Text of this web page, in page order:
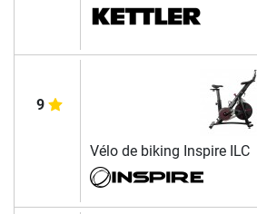
9
Vélo de biking Inspire ILC